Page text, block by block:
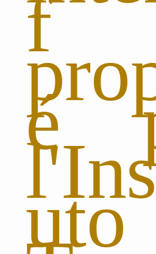
f
é
uto